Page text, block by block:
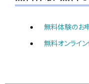
無料体験のお
無料オンライ